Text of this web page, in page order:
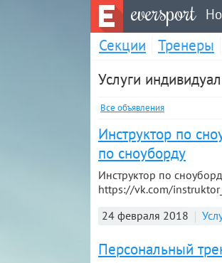
eversport
Секции Тренеры
Услуги
Все объявления
Инструктор по
по сноуборду
Инструктор по
https://vk.com/
24 февраля 2018
Персональный